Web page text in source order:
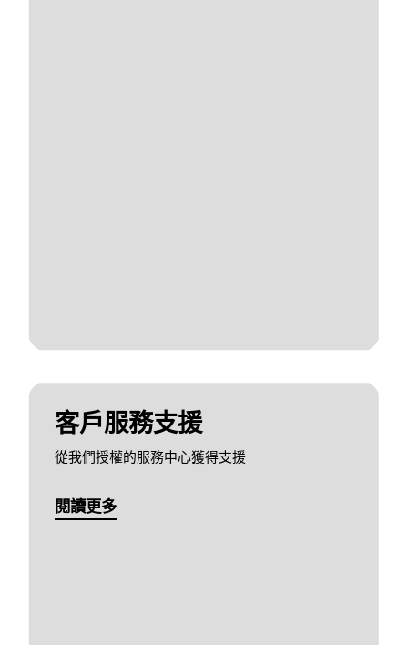
客戶服務支援
從我們授權的服務中心獲得支援
閱讀更多